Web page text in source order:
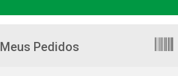
Meus Pedidos